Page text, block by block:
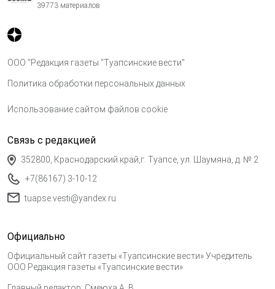
39773 материалов
ООО "Редакция газеты "Туапсинские вести"
Политика обработки персональных данных
Использование сайтом файлов cookie
Связь с редакцией
352800, Краснодарский край,г. Туапсе, ул. Шаумяна, д. № 2
+7(86167) 3-10-12
tuapse.vesti@yandex.ru
Официально
Официальный сайт газеты «Туапсинские вести» Учредитель:
ООО Редакция газеты «Туапсинские вести»